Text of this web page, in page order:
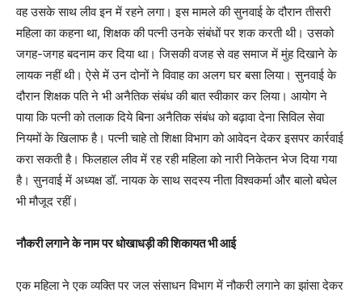
वह उसके साथ लीव इन में रहने लगा। इस मामले की सुनवाई के दौरान तीसरी
महिला का कहना था, शिक्षक की पत्नी उनके संबंधों पर शक करती थी। उसको
जगह-जगह बदनाम कर दिया था। जिसकी वजह से वह समाज में मुंह दिखाने के
लायक नहीं थी। ऐसे में उन दोनों ने विवाह का अलग घर बसा लिया। सुनवाई के
दौरान शिक्षक पति ने भी अनैतिक संबंध की बात स्वीकार कर लिया। आयोग ने
पाया कि पत्नी को तलाक दिये बिना अनैतिक संबंध को बढ़ावा देना सिविल सेवा
नियमों के खिलाफ है। पत्नी चाहे तो शिक्षा विभाग को आवेदन देकर इसपर कार्रवाई
करा सकती है। फिलहाल लीव में रह रही महिला को नारी निकेतन भेज दिया गया
है। सुनवाई में अध्यक्ष डॉ. नायक के साथ सदस्य नीता विश्वकर्मा और बालो बघेल
भी मौजूद रहीं।
नौकरी लगाने के नाम पर धोखाधड़ी की शिकायत भी आई
एक महिला ने एक व्यक्ति पर जल संसाधन विभाग में नौकरी लगाने का झांसा देकर